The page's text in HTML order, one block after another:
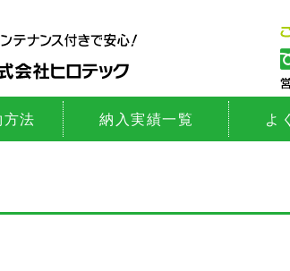
法 納入実績一覧 よ